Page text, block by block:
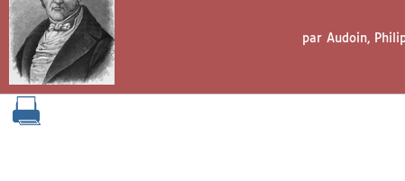
par Audoin,